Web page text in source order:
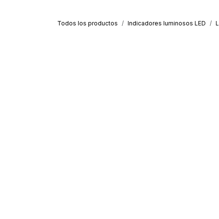
Todos los productos Indicadores luminosos LED